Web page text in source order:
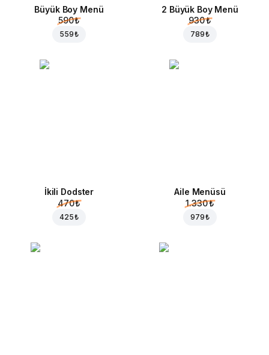
Büyük Boy Menü
590 ₺
559 ₺
2 Büyük Boy Menü
930 ₺
789 ₺
İkili Dodster
470 ₺
425 ₺
Aile Menüsü
1.330 ₺
979 ₺